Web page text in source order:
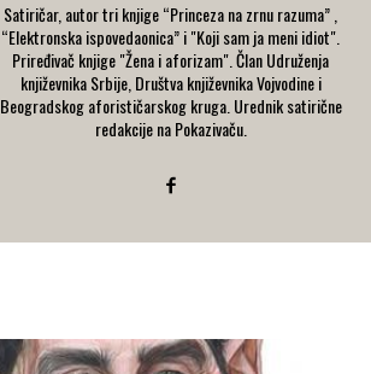
Satiričar, autor tri knjige “Princeza na zrnu razuma” ,
“Elektronska ispovedaonica” i "Koji sam ja meni idiot".
Priređivač knjige "Žena i aforizam". Član Udruženja
književnika Srbije, Društva književnika Vojvodine i
Beogradskog aforističarskog kruga. Urednik satirične
redakcije na Pokazivaču.